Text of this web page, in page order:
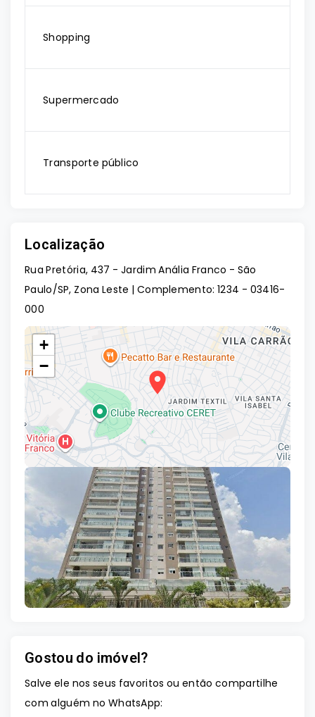
Shopping
Supermercado
Transporte público
Localização
Rua Pretória, 437 - Jardim Anália Franco - São
Paulo/SP, Zona Leste | Complemento: 1234 - 03416-
000
+
−
Gostou do imóvel?
Salve ele nos seus favoritos ou então compartilhe
com alguém no WhatsApp: